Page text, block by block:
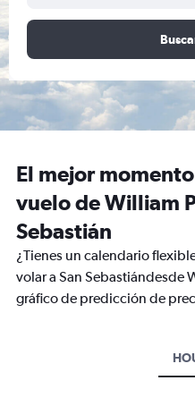
El mejor
vuelo de William
Sebastián
¿Tienes un calendario
volar a San Sebastiándesde
gráfico de predicción de